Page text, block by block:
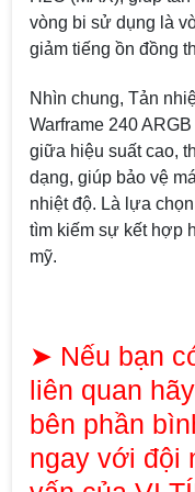
vòng bi sử dụng là
giảm tiếng ồn đồng
Nhìn chung, Tản
Warframe 240
giữa hiệu suất cao,
dạng, giúp bảo vệ
nhiệt độ. Là lựa
tìm kiếm sự kết hợp
mỹ.
➤ Nếu bạn
liên quan
bên phần
ngay với đội